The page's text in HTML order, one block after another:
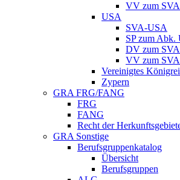
VV zum
USA
SVA-USA
SP zum Abk.
DV zum
VV zum
Vereinigtes
Zypern
GRA FRG/FANG
FRG
FANG
Recht der
GRA Sonstige
Berufsgruppenkatalog
Übersicht
Berufsgruppen